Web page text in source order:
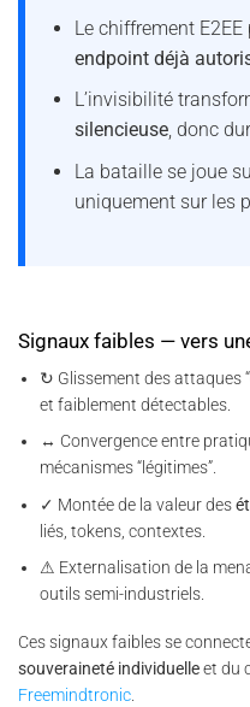
Le chiffrement
endpoint déjà
L’invisibilité
silencieuse, donc
La bataille se joue
uniquement sur les
Signaux faibles — vers
↻ Glissement des attaques
et faiblement détectables.
↔ Convergence entre
mécanismes “légitimes”.
✓ Montée de la valeur des
liés, tokens, contextes.
⚠ Externalisation de la
outils semi-industriels.
Ces signaux faibles se
souveraineté individuelleet du
Freemindtronic.